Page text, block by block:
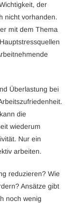
der
nicht vorhanden.
mit dem Thema
Überlastung bei
die
wiederum
Nur ein
arbeiten.
reduzieren? Wie
Ansätze gibt
noch wenig